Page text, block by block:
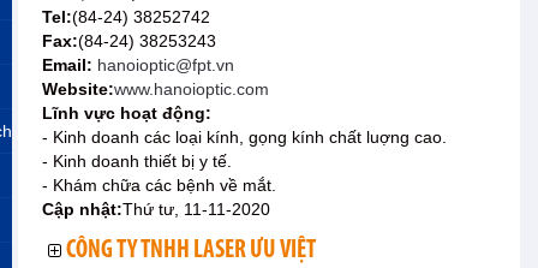
Tel:(84-24) 38252742
Fax:(84-24) 38253243
Email: hanoioptic@fpt.vn
Website:www.hanoioptic.com
Lĩnh vực hoạt động:
- Kinh doanh các loại kính, gọng kính chất luợng cao.
- Kinh doanh thiết bị y tế.
- Khám chữa các bệnh về mắt.
Cập nhật:Thứ tư, 11-11-2020
CÔNG TY TNHH LASER ƯU VIỆT